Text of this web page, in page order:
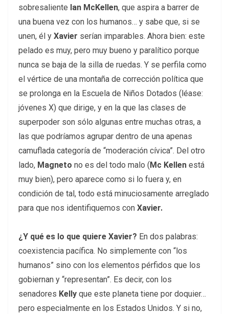
sobresaliente Ian McKellen, que aspira a barrer de
una buena vez con los humanos… y sabe que, si se
unen, él y Xavier serían imparables. Ahora bien: este
pelado es muy, pero muy bueno y paralítico porque
nunca se baja de la silla de ruedas. Y se perfila como
el vértice de una montaña de corrección política que
se prolonga en la Escuela de Niños Dotados (léase:
jóvenes X) que dirige, y en la que las clases de
superpoder son sólo algunas entre muchas otras, a
las que podríamos agrupar dentro de una apenas
camuflada categoría de “moderación cívica”. Del otro
lado, Magneto no es del todo malo ( Mc Kellen está
muy bien), pero aparece como si lo fuera y, en
condición de tal, todo está minuciosamente arreglado
para que nos identifiquemos con Xavier.
¿Y qué es lo que quiere Xavier? En dos palabras:
coexistencia pacífica. No simplemente con “los
humanos” sino con los elementos pérfidos que los
gobiernan y “representan”. Es decir, con los
senadores Kelly que este planeta tiene por doquier…
pero especialmente en los Estados Unidos. Y si no,